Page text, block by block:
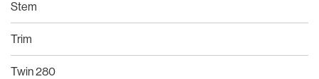
Stem
Trim
Twin 280